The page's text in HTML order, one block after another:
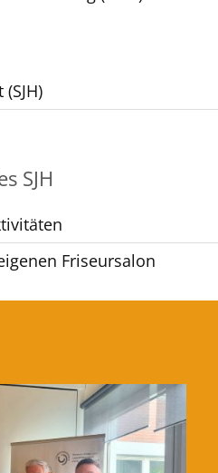
SJH
Friseursalon